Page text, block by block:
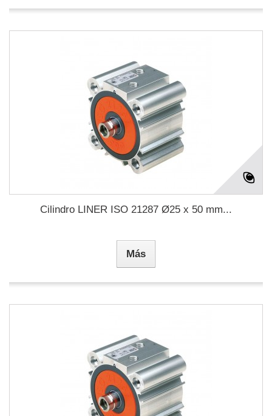
Cilindro LINER ISO 21287 Ø25 x 50 mm...
Más